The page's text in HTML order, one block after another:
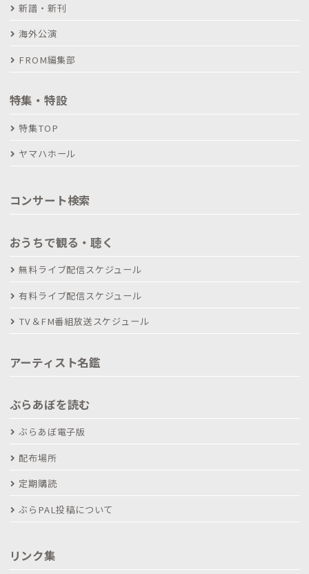
新譜・新刊
海外公演
FROM編集部
特集・特設
特集TOP
ヤマハホール
コンサート検索
おうちで観る・聴く
無料ライブ配信スケジュール
有料ライブ配信スケジュール
TV＆FM番組放送スケジュール
アーティスト名鑑
ぶらあぼを読む
ぶらあぼ電子版
配布場所
定期購読
ぶらPAL投稿について
リンク集